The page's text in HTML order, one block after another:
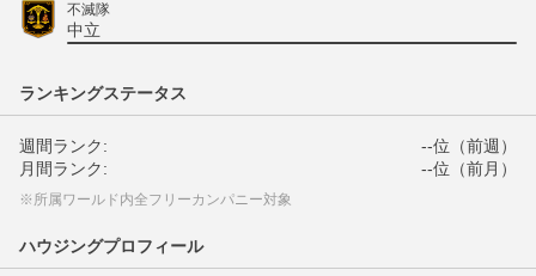
不滅隊
中立
ランキングステータス
週間ランク:
--位（前週）
月間ランク:
--位（前月）
※所属ワールド内全フリーカンパニー対象
ハウジングプロフィール